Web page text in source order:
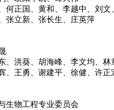
何正国、黄和、李越中、刘文
张立新、张长生、庄英萍
、洪葵、胡海峰、李文均、林
、王勇、谢建平、徐健、许正
生物工程专业委员会